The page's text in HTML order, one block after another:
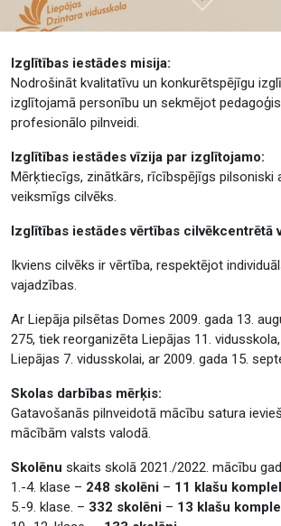
Tālāk
Izglītības iestādes misija:
Nodrošināt kvalitatīvu un konkurētspējīgu
izglītojamā personību un sekmējot
profesionālo pilnveidi.
Izglītības iestādes vīzija par izglītojamo:
Mērķtiecīgs, zinātkārs, rīcībspējīgs pilsoniski
veiksmīgs cilvēks.
Izglītības iestādes vērtības cilvēkcentrētā
Ikviens cilvēks ir vērtība, respektējot
vajadzības.
Ar Liepāja pilsētas Domes 2009. gada 13.
275, tiek reorganizēta Liepājas 11.
Liepājas 7. vidusskolai, ar 2009. gada 15.
Skolas darbības mērķis:
Gatavošanās pilnveidotā mācību satura
mācībām valsts valodā.
Skolēnu skaits skolā 2021./2022. mācību
1.-4. klase – 248 skolēni – 11 klašu
5.-9. klase. – 332 skolēni – 13 klašu